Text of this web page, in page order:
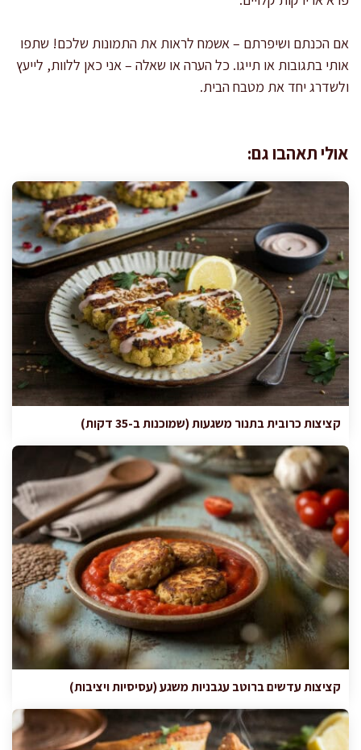
אם הכנתם ושיפרתם – אשמח לראות את התמונות שלכם! שתפו
אותי בתגובות או תייגו. כל הערה או שאלה – אני כאן ללוות, לייעץ
ולשדרג יחד את מטבח הבית.
אולי תאהבו גם:
קציצות כרובית בתנור משגעות (שמוכנות ב-35 דקות)
קציצות עדשים ברוטב עגבניות משגע (עסיסיות ויציבות)